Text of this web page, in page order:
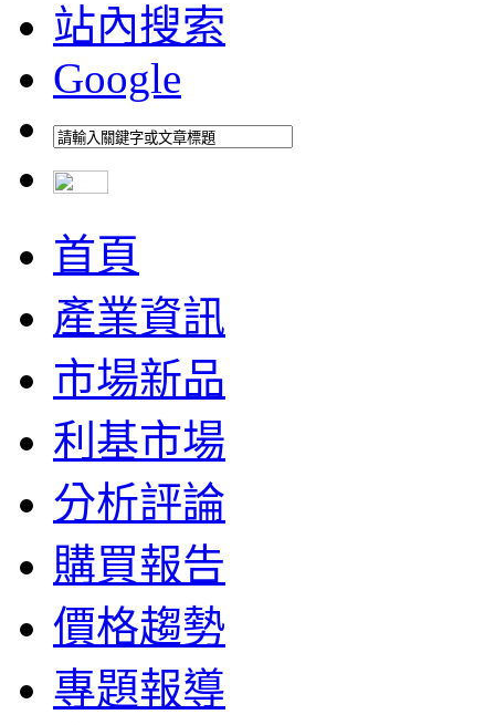
站內搜索
Google
首頁
產業資訊
市場新品
利基市場
分析評論
購買報告
價格趨勢
專題報導